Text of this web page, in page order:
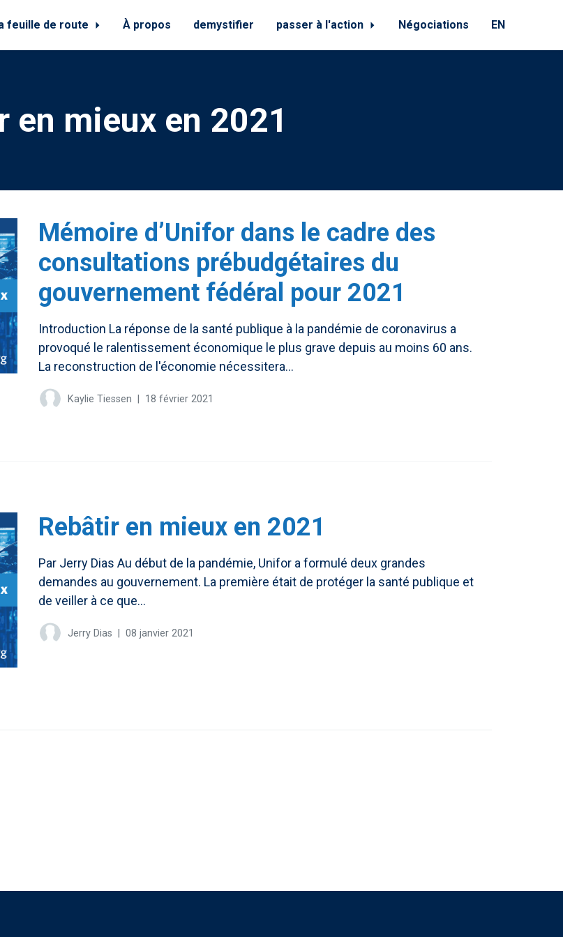
feuille de route À propos demystifier passer à l'action Négociations EN
en mieux en 2021
Mémoire d’Unifor dans le cadre des
consultations prébudgétaires du
gouvernement fédéral pour 2021
Introduction La réponse de la santé publique à la pandémie de coronavirus a
provoqué le ralentissement économique le plus grave depuis au moins 60 ans.
La reconstruction de l'économie nécessitera...
Kaylie Tiessen 18 février 2021
Rebâtir en mieux en 2021
Par Jerry Dias Au début de la pandémie, Unifor a formulé deux grandes
demandes au gouvernement. La première était de protéger la santé publique et
de veiller à ce que...
Jerry Dias 08 janvier 2021